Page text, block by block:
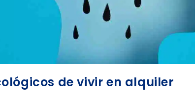
de vivir en alquiler